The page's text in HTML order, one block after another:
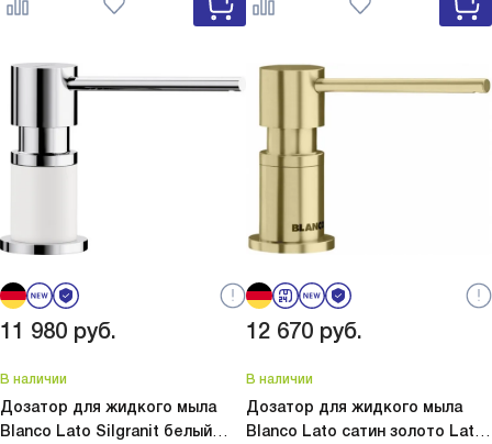
11 980 руб.
В наличии
Дозатор для жидкого мыла
Blanco Lato Silgranit белый
12 670 руб.
В наличии
Дозатор для жидкого мыла
Blanco Lato сатин золото Lato